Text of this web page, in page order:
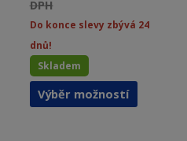
DPH
Do konce slevy zbývá 24
dnů!
Skladem
Výběr možností
Tento
produkt